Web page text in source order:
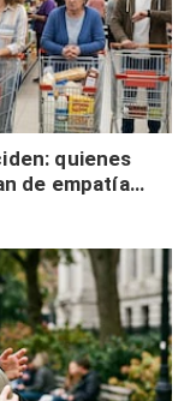
quienes
de empatía
autocontrol